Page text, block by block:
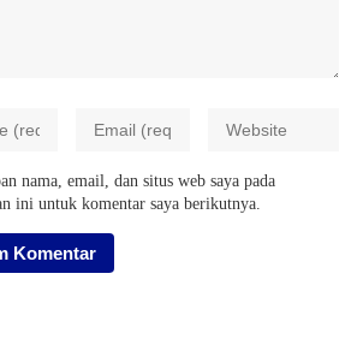
nama, email, dan situs web saya pada
ini untuk komentar saya berikutnya.